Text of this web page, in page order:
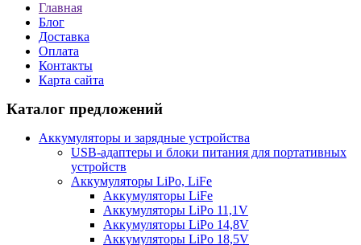
Главная
Блог
Доставка
Оплата
Контакты
Карта сайта
Каталог предложений
Аккумуляторы и зарядные устройства
USB-адаптеры и блоки питания для портативных
устройств
Аккумуляторы LiPo, LiFe
Аккумуляторы LiFe
Аккумуляторы LiPo 11,1V
Аккумуляторы LiPo 14,8V
Аккумуляторы LiPo 18,5V